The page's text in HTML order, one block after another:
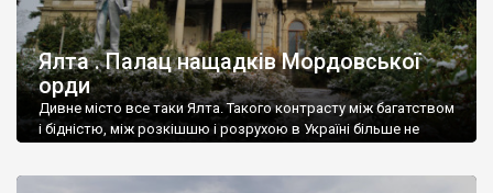
Ялта . Палац нащадків Мордовської
орди
Дивне місто все таки Ялта. Такого контрасту між багатством
і бідністю, між розкішшю і розрухою в Україні більше не